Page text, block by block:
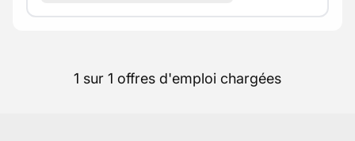
1 sur 1 offres d'emploi chargées